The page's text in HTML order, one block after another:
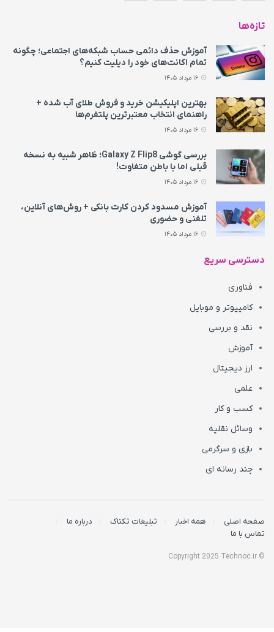
تازه‌ها
آموزش حذف دائمی حساب شبکه‌های اجتماعی؛ چگونه
تمام اکانت‌های خود را دیلیت کنیم؟
بهترین اپلیکیشن خرید و فروش طلای آب شده +
راهنمای انتخاب معتبرترین پلتفرم‌ها
بررسی گوشی Galaxy Z Flip8؛ ظاهر شبیه به نسخه
قبلی اما با باطن متفاوت!
آموزش مسدود کردن کارت بانکی + روش‌های آنلاین،
تلفنی و حضوری
دسترسی سریع
فناوری
کامپیوتر و موبایل
نقد و بررسی
آموزش
ارز دیجیتال
علمی
کسب و کار
وسائل نقلیه
بازی و سرگرمی
چند رسانه ای
صفحه اصلی همه اخبار تبلیغات تکناک
درباره ما
تماس با ما
© Copyright 2025 Technoc.ir